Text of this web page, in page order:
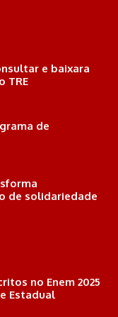
e baixara
TRE
de
de solidariedade
no Enem 2025
Estadual